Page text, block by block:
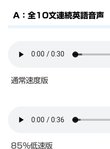
A：全10文連続英語音声
通常速度版
85%低速版